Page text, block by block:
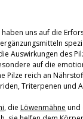
haben uns auf die
Auswirkungen des
auf die
Pilze reich an
Triterpenen und
, die Löwenmähne und